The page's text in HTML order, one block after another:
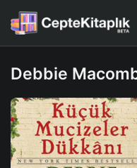
Debbie